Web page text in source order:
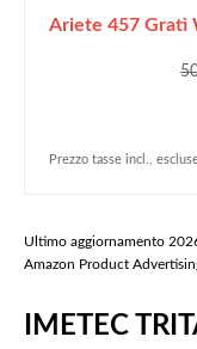
Ariete 457 Gratì
Prezzo tasse incl.,
Ultimo aggiornamento
Amazon Product
IMETEC